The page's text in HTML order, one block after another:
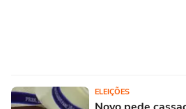
ELEIÇÕES